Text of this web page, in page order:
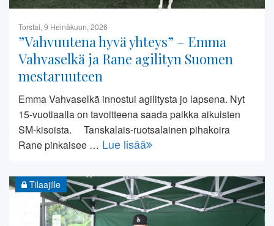
Torstai, 9 Heinäkuun, 2026
”Vahvuutena hyvä yhteys” – Emma
Vahvaselkä ja Rane agilityn Suomen
mestaruuteen
Emma Vahvaselkä innostui agilitysta jo lapsena. Nyt
15-vuotiaalla on tavoitteena saada paikka aikuisten
SM-kisoista. Tanskalais-ruotsalainen pihakoira
Rane pinkaisee … Lue lisää
Tilaajille